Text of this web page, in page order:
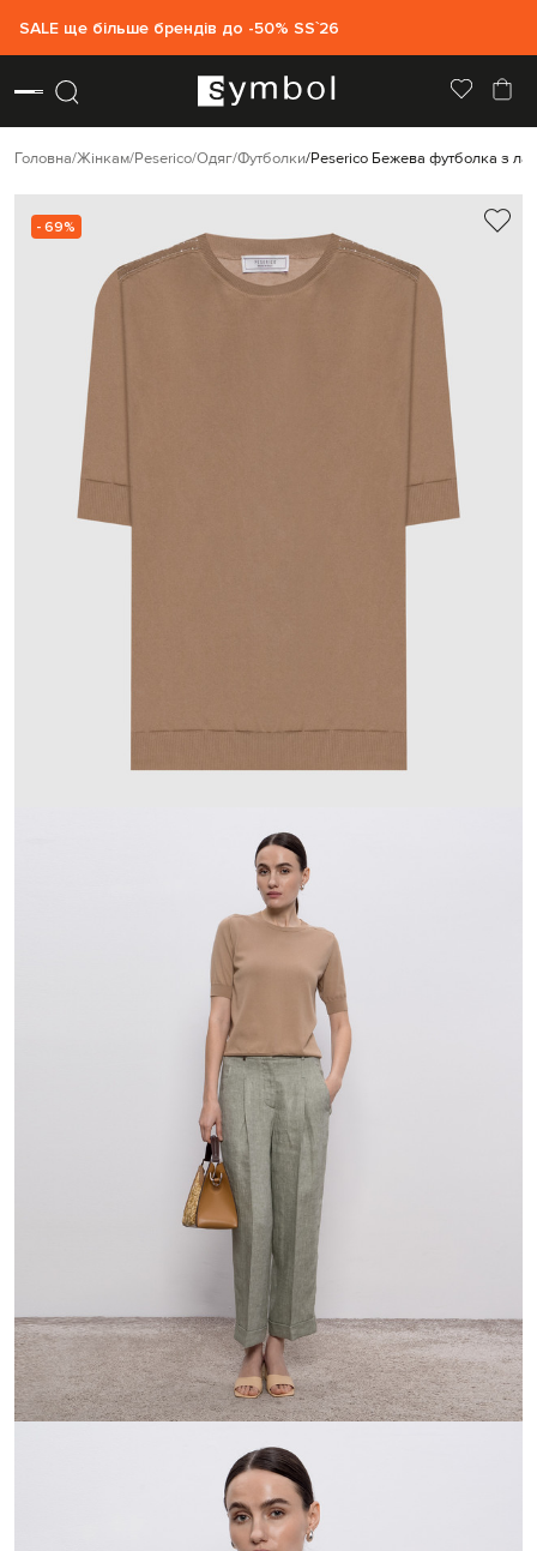
SALE ще більше брендів до -50% SS`26
Головна Жінкам Peserico Одяг Футболки Peserico Бежева футболка з
- 69%